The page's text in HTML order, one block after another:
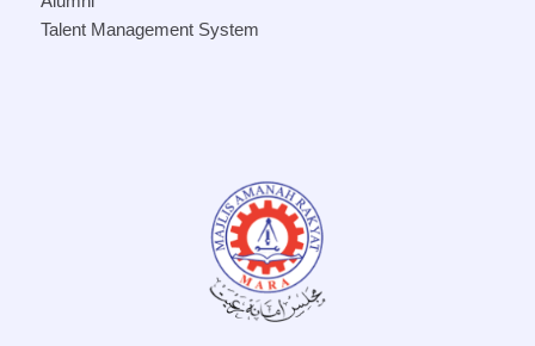
Talent Management System